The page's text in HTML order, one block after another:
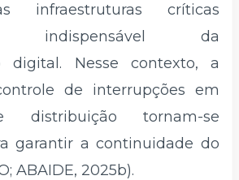
infraestruturas críticas
indispensável da
digital. Nesse contexto, a
de interrupções em
distribuição tornam-se
garantir a continuidade do
ABAIDE, 2025b).